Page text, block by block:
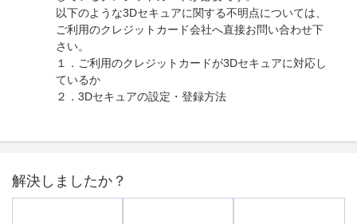
以下のような3Dセキュアに関する不明点については、
ご利用のクレジットカード会社へ直接お問い合わせ下
さい。
１．ご利用のクレジットカードが3Dセキュアに対応し
ているか
２．3Dセキュアの設定・登録方法
解決しましたか？